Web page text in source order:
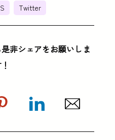
Twitter
非シェアをお願いしま